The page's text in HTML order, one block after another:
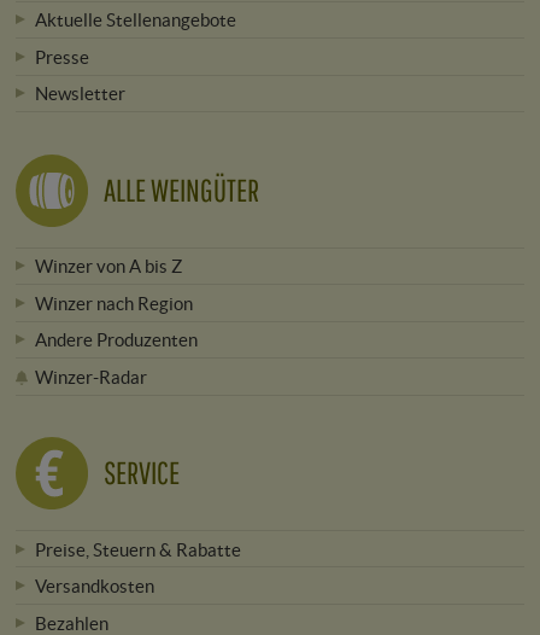
Aktuelle Stellenangebote
Presse
Newsletter
ALLE WEINGÜTER
Winzer von A bis Z
Winzer nach Region
Andere Produzenten
Winzer-Radar
SERVICE
Preise, Steuern & Rabatte
Versandkosten
Bezahlen